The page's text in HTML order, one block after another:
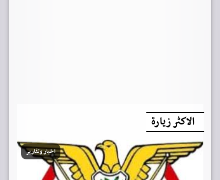
الاكثر زيارة
اخبار وتقارير